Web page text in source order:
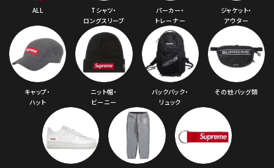
ALL
Tシャツ・
ロングスリーブ
パーカー・
トレーナー
ジャケット・
アウター
キャップ・
ハット
ニット帽・
ビーニー
バックパック・
リュック
その他バッグ類